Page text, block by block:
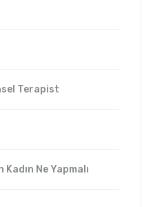
Terapist
Ne Yapmalı